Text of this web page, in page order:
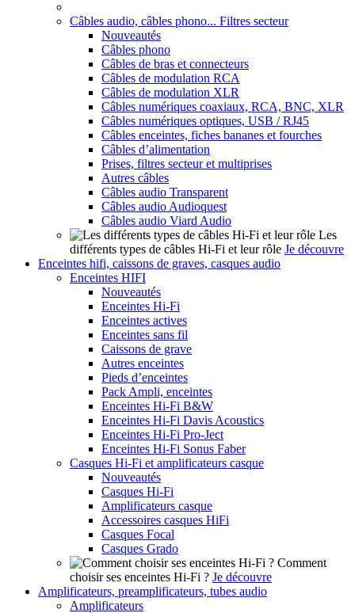
Câbles audio, câbles phono... Filtres secteur
Nouveautés
Câbles phono
Câbles de bras et connecteurs
Câbles de modulation RCA
Câbles de modulation XLR
Câbles numériques coaxiaux, RCA, BNC, XLR
Câbles numériques optiques, USB / RJ45
Câbles enceintes, fiches bananes et fourches
Câbles d’alimentation
Prises, filtres secteur et multiprises
Autres câbles
Câbles audio Transparent
Câbles audio Audioquest
Câbles audio Viard Audio
Les
différents types de câbles Hi-Fi et leur rôle Je découvre
Enceintes hifi, caissons de graves, casques audio
Enceintes HIFI
Nouveautés
Enceintes Hi-Fi
Enceintes actives
Enceintes sans fil
Caissons de grave
Autres enceintes
Pieds d’enceintes
Pack Ampli, enceintes
Enceintes Hi-Fi B&W
Enceintes Hi-Fi Davis Acoustics
Enceintes Hi-Fi Pro-Ject
Enceintes Hi-Fi Sonus Faber
Casques Hi-Fi et amplificateurs casque
Nouveautés
Casques Hi-Fi
Amplificateurs casque
Accessoires casques HiFi
Casques Focal
Casques Grado
Comment
choisir ses enceintes Hi-Fi ? Je découvre
Amplificateurs, preamplificateurs, tubes audio
Amplificateurs